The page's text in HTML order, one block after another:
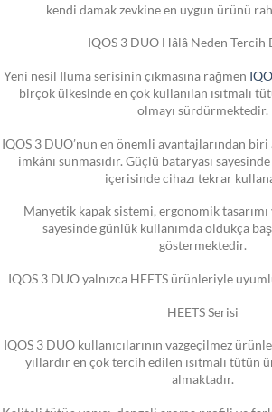
kendi damak zevkine en uygun ürünü
IQOS 3 DUO Hâlâ Neden Tercih
Yeni nesil Iluma serisinin çıkmasına rağmen
birçok ülkesinde en çok kullanılan ısıtmalı
olmayı sürdürmektedir.
IQOS 3 DUO’nun en önemli avantajlarından
imkânı sunmasıdır. Güçlü bataryası
içerisinde cihazı tekrar
Manyetik kapak sistemi, ergonomik tasarımı
sayesinde günlük kullanımda oldukça
göstermektedir.
IQOS 3 DUO yalnızca HEETS ürünleriyle
HEETS Serisi
IQOS 3 DUO kullanıcılarının vazgeçilmez
yıllardır en çok tercih edilen ısıtmalı tütün
almaktadır.